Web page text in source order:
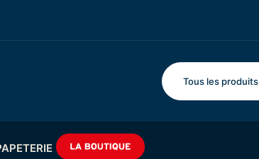
Tous les produits